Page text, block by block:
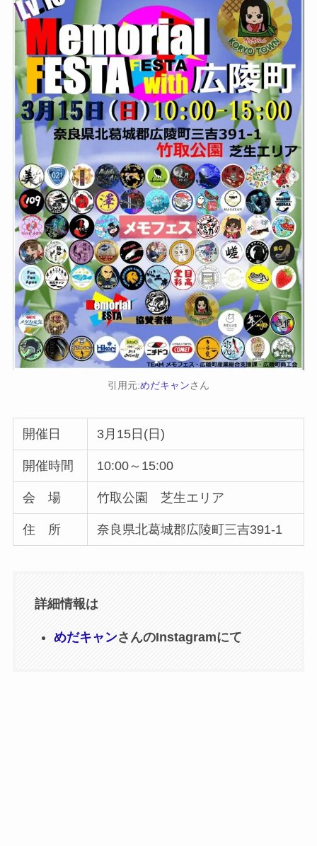
引用元:めだキャンさん
開催日 3月15日(日)
開催時間 10:00～15:00
会 場 竹取公園 芝生エリア
住 所 奈良県北葛城郡広陵町三吉391-1
詳細情報は
めだキャンさんのInstagramにて